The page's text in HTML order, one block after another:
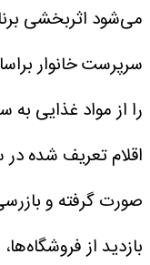
می‌شود اثربخشی
سرپرست خانوار
را از مواد غذایی به
اقلام تعریف شده
صورت گرفته و
بازدید از